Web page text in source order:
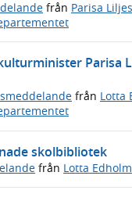
från Parisa
Parisa
från Lotta
skolbibliotek
från Lotta Edholm